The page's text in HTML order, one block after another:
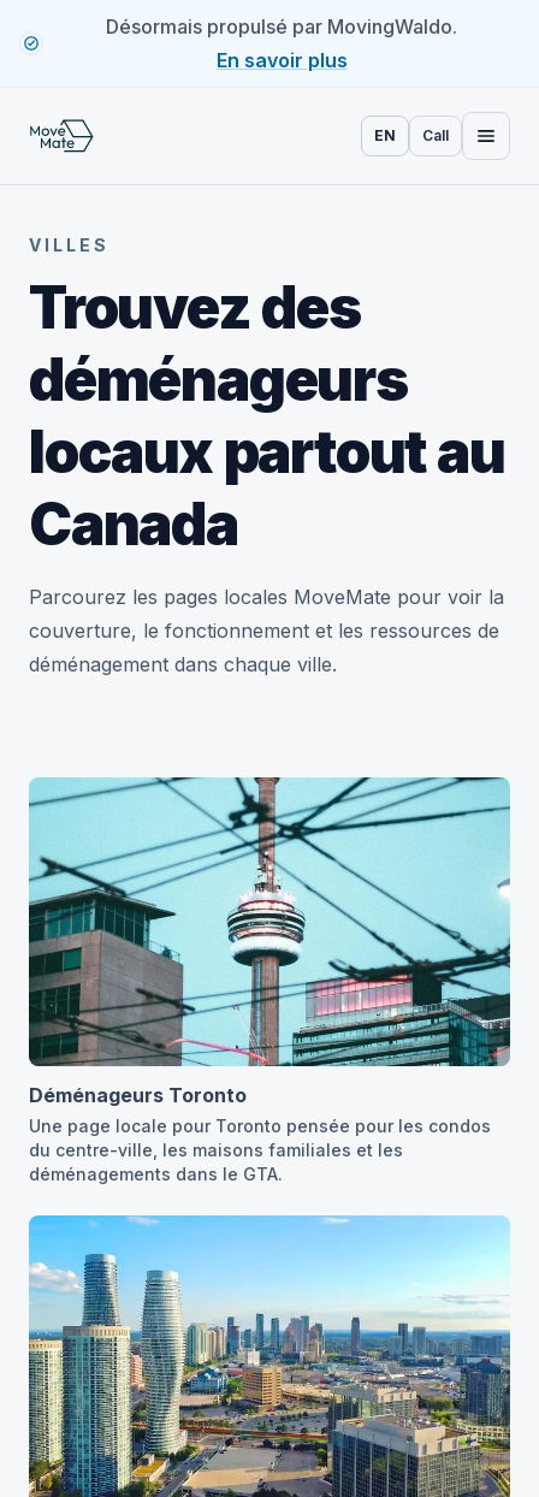
Désormais propulsé par MovingWaldo.
En savoir plus
EN Call
VILLES
Trouvez des
déménageurs
locaux partout au
Canada
Parcourez les pages locales MoveMate pour voir la
couverture, le fonctionnement et les ressources de
déménagement dans chaque ville.
Déménageurs Toronto
Une page locale pour Toronto pensée pour les condos
du centre-ville, les maisons familiales et les
déménagements dans le GTA.